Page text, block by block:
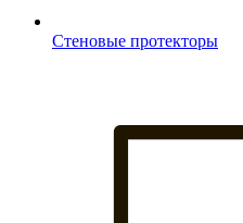
Стеновые протекторы